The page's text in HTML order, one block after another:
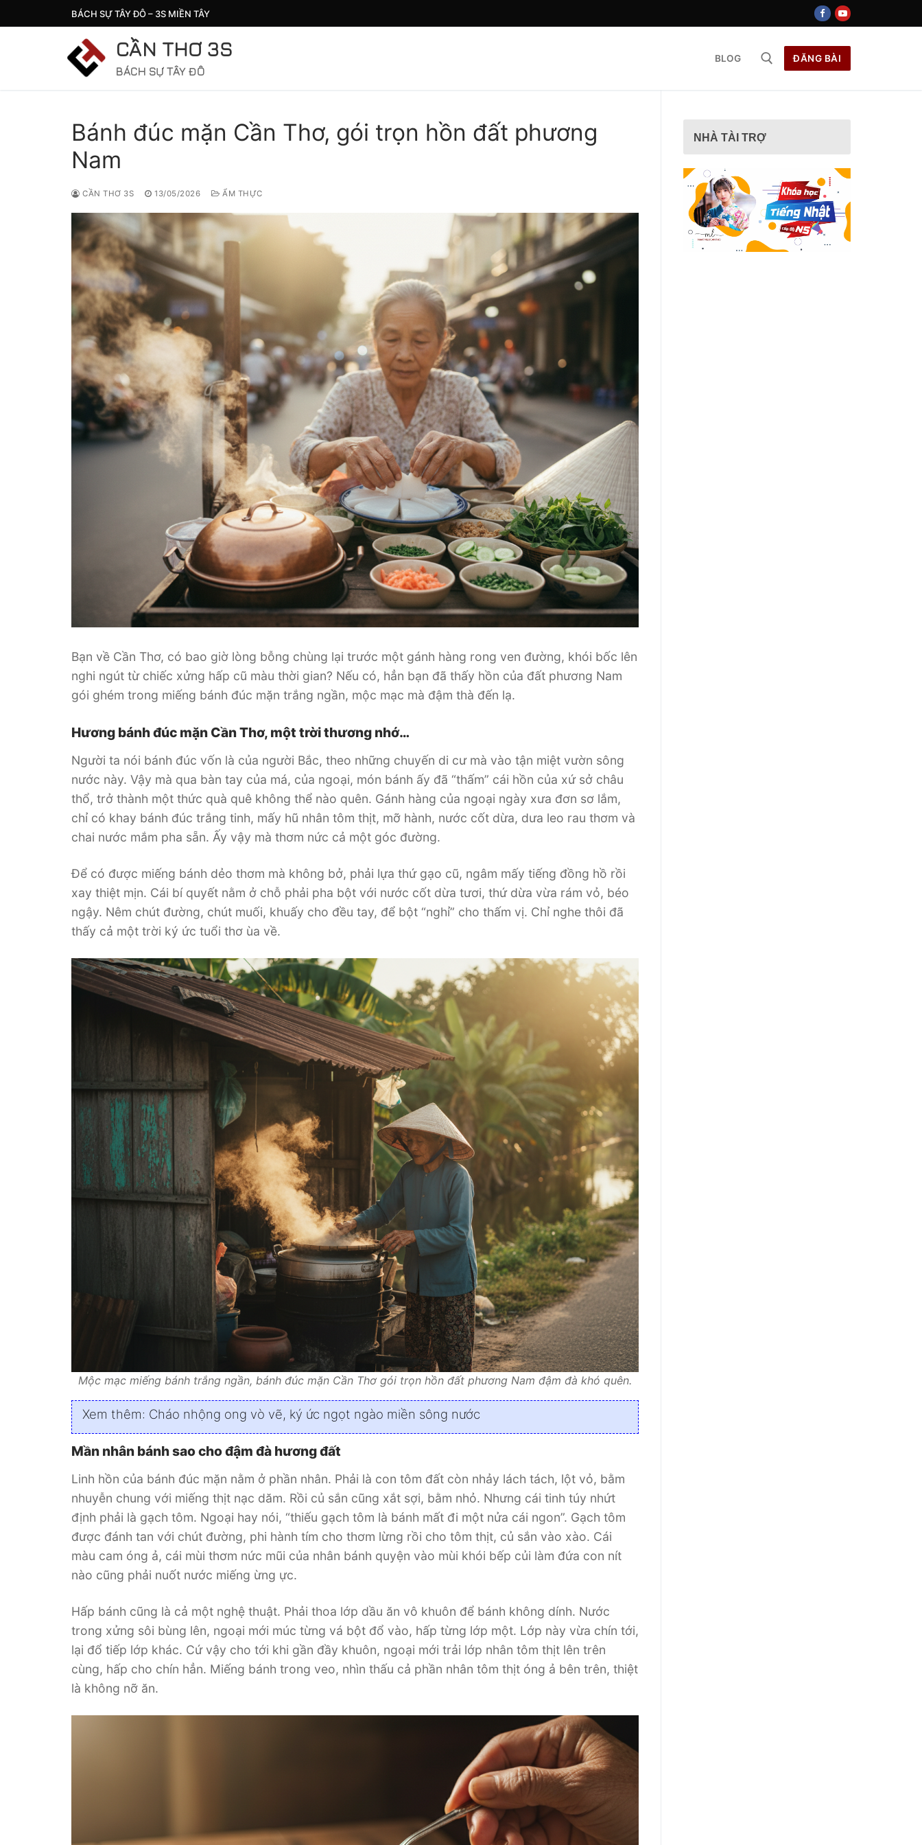
đến
BÁCH SỰ TÂY ĐÔ – 3S MIỀN TÂY
CẦN THƠ 3S
BÁCH SỰ TÂY ĐÔ
BLOG ĐĂNG BÀI
Bánh đúc mặn Cần Thơ, gói trọn hồn đất phương
Nam
CẦN THƠ 3S 13/05/2026 ẨM THỰC
Bạn về Cần Thơ, có bao giờ lòng bỗng chùng lại trước một gánh hàng rong ven đường, khói bốc lên
nghi ngút từ chiếc xửng hấp cũ màu thời gian? Nếu có, hẳn bạn đã thấy hồn của đất phương Nam
gói ghém trong miếng bánh đúc mặn trắng ngần, mộc mạc mà đậm thà đến lạ.
Hương bánh đúc mặn Cần Thơ, một trời thương nhớ…
Người ta nói bánh đúc vốn là của người Bắc, theo những chuyến di cư mà vào tận miệt vườn sông
nước này. Vậy mà qua bàn tay của má, của ngoại, món bánh ấy đã “thấm” cái hồn của xứ sở châu
thổ, trở thành một thức quà quê không thể nào quên. Gánh hàng của ngoại ngày xưa đơn sơ lắm,
chỉ có khay bánh đúc trắng tinh, mấy hũ nhân tôm thịt, mỡ hành, nước cốt dừa, dưa leo rau thơm và
chai nước mắm pha sẵn. Ấy vậy mà thơm nức cả một góc đường.
Để có được miếng bánh dẻo thơm mà không bở, phải lựa thứ gạo cũ, ngâm mấy tiếng đồng hồ rồi
xay thiệt mịn. Cái bí quyết nằm ở chỗ phải pha bột với nước cốt dừa tươi, thứ dừa vừa rám vỏ, béo
ngậy. Nêm chút đường, chút muối, khuấy cho đều tay, để bột “nghỉ” cho thấm vị. Chỉ nghe thôi đã
thấy cả một trời ký ức tuổi thơ ùa về.
Mộc mạc miếng bánh trắng ngần, bánh đúc mặn Cần Thơ gói trọn hồn đất phương Nam đậm đà khó quên.
Xem thêm: Cháo nhộng ong vò vẽ, ký ức ngọt ngào miền sông nước
Mần nhân bánh sao cho đậm đà hương đất
Linh hồn của bánh đúc mặn nằm ở phần nhân. Phải là con tôm đất còn nhảy lách tách, lột vỏ, bằm
nhuyễn chung với miếng thịt nạc dăm. Rồi củ sắn cũng xắt sợi, bằm nhỏ. Nhưng cái tinh túy nhứt
định phải là gạch tôm. Ngoại hay nói, “thiếu gạch tôm là bánh mất đi một nửa cái ngon”. Gạch tôm
được đánh tan với chút đường, phi hành tím cho thơm lừng rồi cho tôm thịt, củ sắn vào xào. Cái
màu cam óng ả, cái mùi thơm nức mũi của nhân bánh quyện vào mùi khói bếp củi làm đứa con nít
nào cũng phải nuốt nước miếng ừng ực.
Hấp bánh cũng là cả một nghệ thuật. Phải thoa lớp dầu ăn vô khuôn để bánh không dính. Nước
trong xửng sôi bùng lên, ngoại mới múc từng vá bột đổ vào, hấp từng lớp một. Lớp này vừa chín tới,
lại đổ tiếp lớp khác. Cứ vậy cho tới khi gần đầy khuôn, ngoại mới trải lớp nhân tôm thịt lên trên
cùng, hấp cho chín hẳn. Miếng bánh trong veo, nhìn thấu cả phần nhân tôm thịt óng ả bên trên, thiệt
là không nỡ ăn.
NHÀ TÀI TRỢ